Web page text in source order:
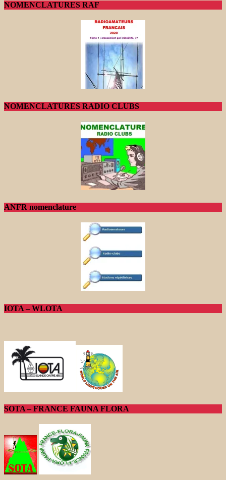
NOMENCLATURES RAF
NOMENCLATURES RADIO CLUBS
ANFR nomenclature
IOTA – WLOTA
SOTA – FRANCE FAUNA FLORA